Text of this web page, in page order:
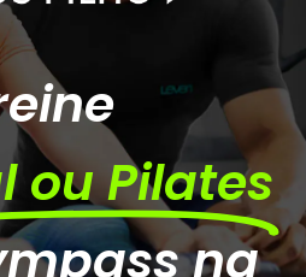
ou Pilates
na